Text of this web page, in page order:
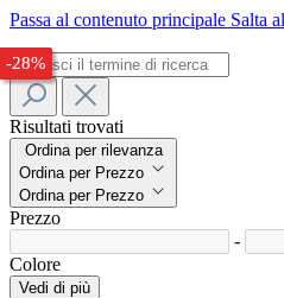
Passa al contenuto principale Salta
Risultati trovati
Ordina per rilevanza
Ordina per Prezzo
Ordina per Prezzo
Prezzo
-
Colore
Vedi di più
-30%
-29%
-28%